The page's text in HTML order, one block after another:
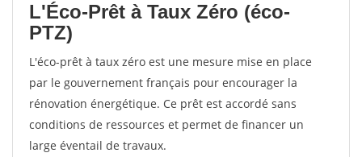
L'Éco-Prêt à Taux Zéro (éco-
PTZ)
L'éco-prêt à taux zéro est une mesure mise en place
par le gouvernement français pour encourager la
rénovation énergétique. Ce prêt est accordé sans
conditions de ressources et permet de financer un
large éventail de travaux.